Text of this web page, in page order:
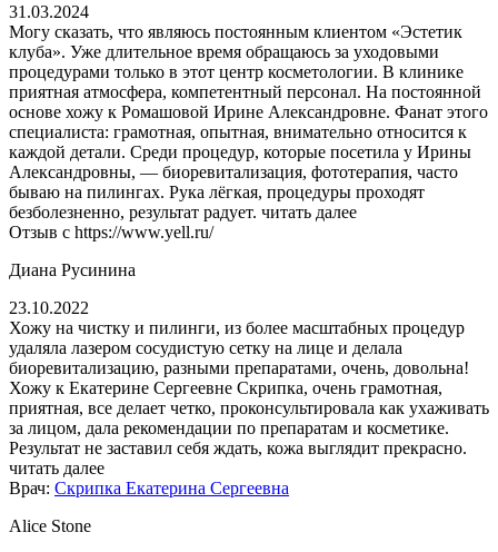
31.03.2024
Могу сказать, что являюсь постоянным клиентом «Эстетик
клуба». Уже длительное время обращаюсь за уходовыми
процедурами только в этот центр косметологии. В клинике
приятная атмосфера, компетентный персонал. На постоянной
основе хожу к Ромашовой Ирине Александровне. Фанат этого
специалиста: грамотная, опытная, внимательно относится к
каждой детали. Среди процедур, которые посетила у Ирины
Александровны, — биоревитализация, фототерапия, часто
бываю на пилингах. Рука лёгкая, процедуры проходят
безболезненно, результат радует. читать далее
Отзыв с https://www.yell.ru/
Диана Русинина​
23.10.2022
Хожу на чистку и пилинги, из более масштабных процедур
удаляла лазером сосудистую сетку на лице и делала
биоревитализацию, разными препаратами, очень, довольна!
Хожу к Екатерине Сергеевне Скрипка, очень грамотная,
приятная, все делает четко, проконсультировала как ухаживать
за лицом, дала рекомендации по препаратам и косметике.
Результат не заставил себя ждать, кожа выглядит прекрасно.
читать далее
Врач: Скрипка Екатерина Сергеевна
Alice Stone​